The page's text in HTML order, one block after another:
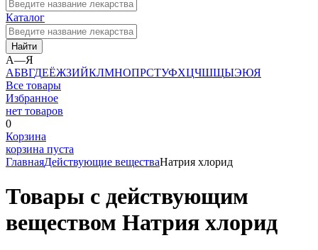
Каталог
Найти
А—Я
АБВГДЕЁЖЗИЙКЛМНОПРСТУФХЦЧШЩЫЭЮЯ
Все товары
Избранное
нет товаров
0
Корзина
корзина пуста
ГлавнаяДействующие веществаНатрия хлорид
Товары с действующим
веществом Натрия хлорид